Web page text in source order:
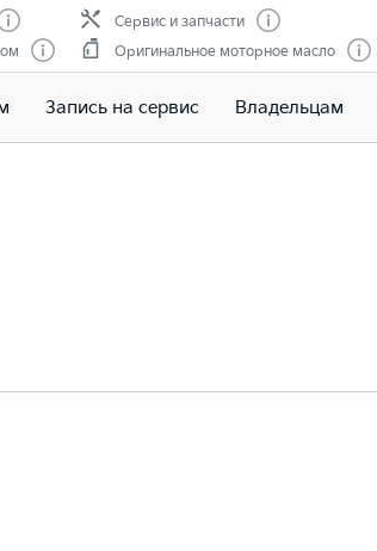
Сервис и запчасти
Оригинальное моторное масло
Запись на сервис Владельцам